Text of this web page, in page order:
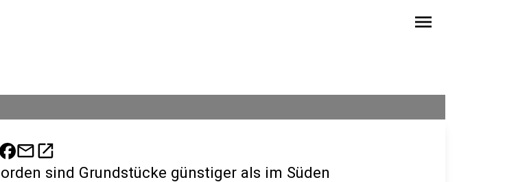
menu
mailopen_in_new
sind Grundstücke günstiger als im Süden